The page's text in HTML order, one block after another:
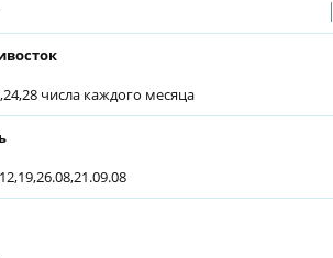
числа каждого месяца